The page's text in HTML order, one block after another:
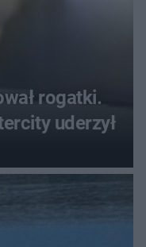
rogatki.
uderzył